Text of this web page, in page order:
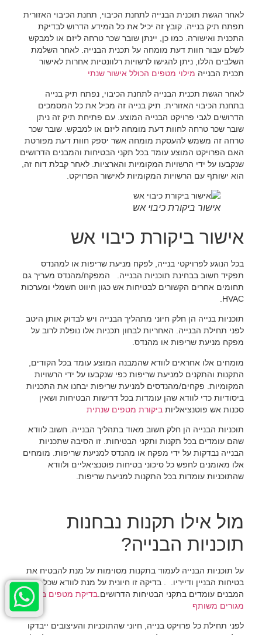
לאחר הגשת תוכנית הבנייה לתחנת הכיבוי, תחנת הכיבוי האזורית
תפתח תיק בנייה. קובץ זה יכיל את כל המידע הדרוש לבדיקת
התכנית ואישורה. כמו כן, יינתן שובר שכר טרחה ליזם או למבקש
לשלם עבור חוות דעת מומחה על תכנית הבנייה. לאחר השלמת
השלבים הללו, ניתן להגישו לרשויות רלוונטיות אחרות לאישור
תכנית הבנייה מילוי מטפים הכולל אישור שנתי
לאחר הגשת תכנית הבנייה לתחנת הכיבוי, נפתח תיק בנייה
בתחנת הכיבוי האזורית. תיק בנייה זה מכיל את כל המסמכים
הדרושים לגבי פרויקט הבנייה המוצע. עם פתיחת תיק זה ניתן
שובר שכר טרחה לחוות דעת מומחה ליזם או למבקש. שובר שכר
טרחה זה משמש להעסקת מומחה אשר יספק חוות דעת מפורטת
האם הפרויקט המוצע עומד בכל תקני הבטיחות והמבנים הדרושים
שנקבעו על ידי הרשויות המקומיות והארציות. לאחר קבלת דוח זה,
הוא ישותף עם הרשויות המקומיות לאישור הפרויקט.
אישור ביקורת כיבוי אש
אישור ביקורת כיבוי אש
בכל הנוגע לפרויקטי בנייה, לפקח מניעת שריפות או למהנדס
תפקיד חשוב בבחינת תוכניות הבנייה. המפקח/מהנדס מעריך גם
תחומים אחרים הקשורים לבטיחות אש כגון חיווט חשמלי ומערכות
HVAC.
תוכניות בנייה הן חלק חיוני מתהליך הבנייה ויש לבדוק אותן היטב
לפני תחילת הבנייה. האחריות לבחון תכניות אלו נופלת לרוב על
מפקח מניעת שריפות או מהנדס.
מומחים אלו אחראים לוודא שהמבנה המוצע עומד בכל הקודים,
התקנות והתקנים למניעת שריפות כפי שנקבעו על ידי הרשויות
המקומיות. פקחים/מהנדסים למניעת שריפות יבחנו את התכניות
ביסודיות כדי לוודא שהן עומדות בכל דרישות הבטיחות ושאין
סכנות אש פוטנציאליותביקורת מטפים שנתית
תוכניות הבנייה הן חלק חשוב מאוד בתהליך הבנייה. חשוב לוודא
שהם עומדים בכל תקנות ותקני הבטיחות. זו הסיבה שתכניות
הבנייה נבדקות על ידי מפקח או מהנדס למניעת שריפות. מומחים
אלו מאומנים לחפש כל סיכוני בטיחות פוטנציאליים ולוודא
שהתוכניות עומדות בכל התקנות למניעת שריפות.
מול אילו תקנות נבחנות
תוכניות הבנייה?
על תוכניות הבנייה לעמוד בתקנות מסוימות על מנת להבטיח את
בטיחות הבניין ודייריו. . בדיקה זו חיונית על מנת לוודא שכל
המבנים עומדים בתקני הבטיחות הדרושים.בדיקת מטפים בבניין
מגורים משותף
לפני תחילת כל פרויקט בנייה, חיוני שהתוכניות והעיצובים ייבדקו